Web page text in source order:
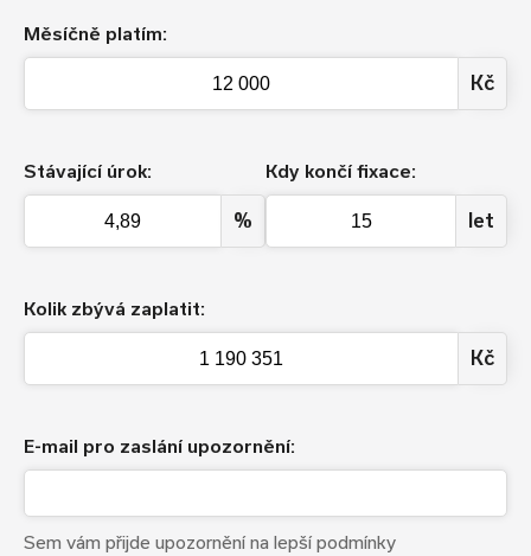
Měsíčně platím:
Kč
Stávající úrok:
%
Kdy končí fixace:
let
Kolik zbývá zaplatit:
Kč
E-mail pro zaslání upozornění:
Sem vám přijde upozornění na lepší podmínky